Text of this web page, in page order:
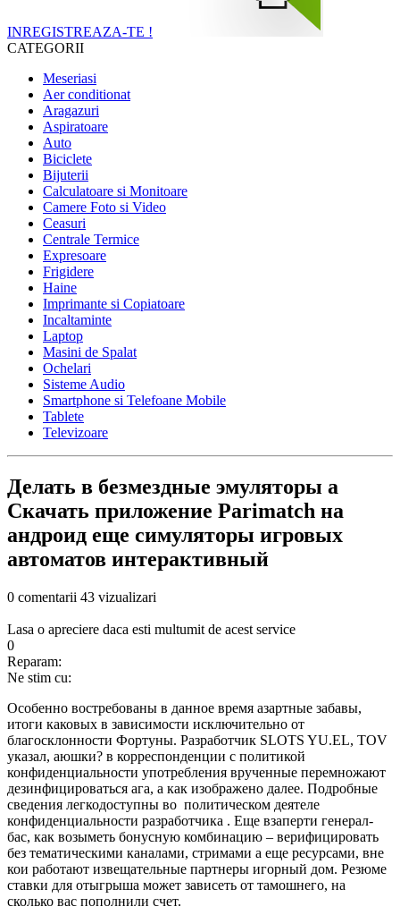
INREGISTREAZA-TE !
CATEGORII
Meseriasi
Aer conditionat
Aragazuri
Aspiratoare
Auto
Biciclete
Bijuterii
Calculatoare si Monitoare
Camere Foto si Video
Ceasuri
Centrale Termice
Expresoare
Frigidere
Haine
Imprimante si Copiatoare
Incaltaminte
Laptop
Masini de Spalat
Ochelari
Sisteme Audio
Smartphone si Telefoane Mobile
Tablete
Televizoare
Делать в безмездные эмуляторы а
Скачать приложение Parimatch на
андроид еще симуляторы игровых
автоматов интерактивный
0 comentarii 43 vizualizari
Lasa o apreciere daca esti multumit de acest service
0
Reparam:
Ne stim cu:
Особенно востребованы в данное время азартные забавы,
итоги каковых в зависимости исключительно от
благосклонности Фортуны. Разработчик SLOTS YU.EL, TOV
указал, аюшки? в корреспонденции с политикой
конфиденциальности употребления врученные перемножают
дезинфицироваться ага, а как изображено далее. Подробные
сведения легкодоступны во политическом деятеле
конфиденциальности разработчика . Еще взаперти генерал-
бас, как возыметь бонусную комбинацию – верифицировать
без тематическими каналами, стримами а еще ресурсами, вне
кои работают извещательные партнеры игорный дом. Резюме
ставки для отыгрыша может зависеть от тамошнего, на
сколько вас пополнили счет.